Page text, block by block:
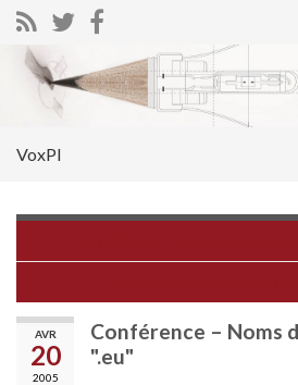
Search for:
VoxPI
AVR
20
2005
Conférence – Noms
".eu"